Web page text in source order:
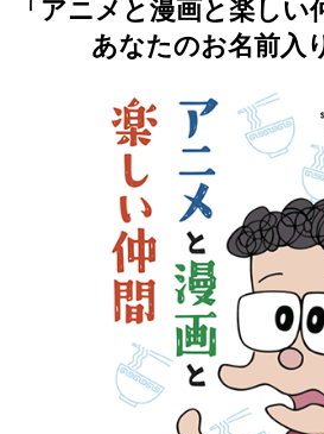
「アニメと漫画と楽し
あなたのお名前入